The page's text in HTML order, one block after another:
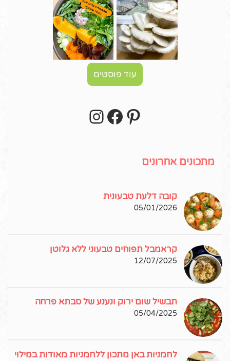
עוד פוסטים
Pinterest
Facebook
מתכונים אחרונים
קובה דלעת טבעונית
05/01/2026
קראמבל תפוחים טבעוני ללא גלוטן
12/07/2025
תבשיל שום ירוק ונענע של סבתא פרחה
05/04/2025
לחמניות באן מתכון ללחמניות מאודות במילוי